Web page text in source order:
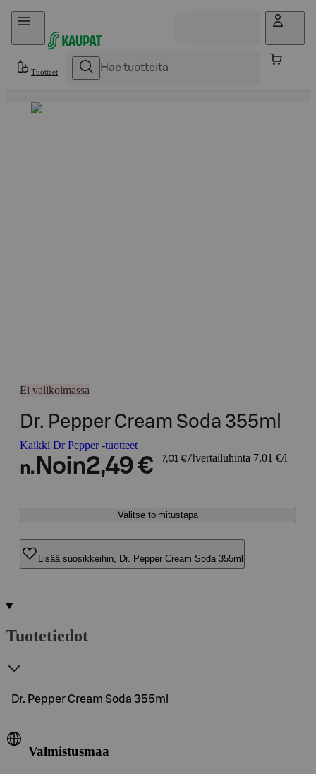
Hyppää sisältöön
Tuotteet
Ei valikoimassa
Dr. Pepper Cream Soda 355ml
Kaikki Dr Pepper -tuotteet
n. Noin2,49 € 7,01 €/l vertailuhinta 7,01 €/l
Valitse toimitustapa
Lisää suosikkeihin, Dr. Pepper Cream Soda 355ml
Tuotetiedot
Dr. Pepper Cream Soda 355ml
Valmistusmaa